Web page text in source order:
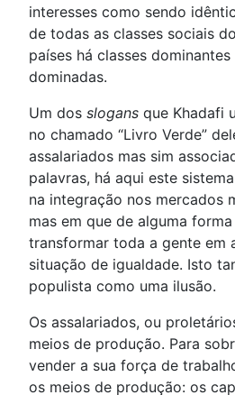
interesses como sendo
de todas as classes sociais
países há classes dominantes
dominadas.
Um dos slogans que Khadafi
no chamado “Livro Verde”
assalariados mas sim
palavras, há aqui este
na integração nos mercados
mas em que de alguma
transformar toda a gente em
situação de igualdade. Isto
populista como uma ilusão.
Os assalariados, ou
meios de produção. Para
vender a sua força de
os meios de produção: os